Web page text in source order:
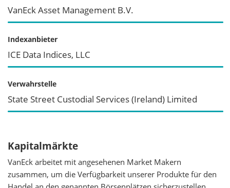
VanEck Asset Management B.V.
Indexanbieter
ICE Data Indices, LLC
Verwahrstelle
State Street Custodial Services (Ireland) Limited
Kapitalmärkte
VanEck arbeitet mit angesehenen Market Makern
zusammen, um die Verfügbarkeit unserer Produkte für den